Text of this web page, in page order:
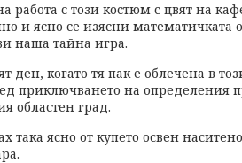
работа с този костюм с цвят на
и ясно се изясни математичката
наша тайна игра.
ден, когато тя пак е облечена в
приключването на определения
областен град.
ясно от купето освен